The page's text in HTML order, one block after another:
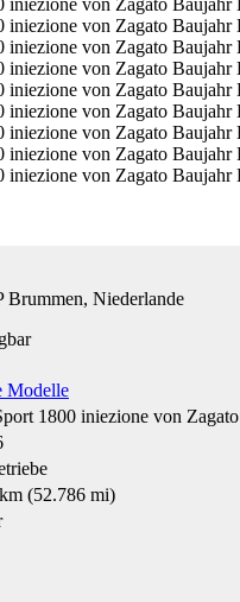
Brummen, Niederlande
Modelle
1800 iniezione von Zagato
(52.786 mi)